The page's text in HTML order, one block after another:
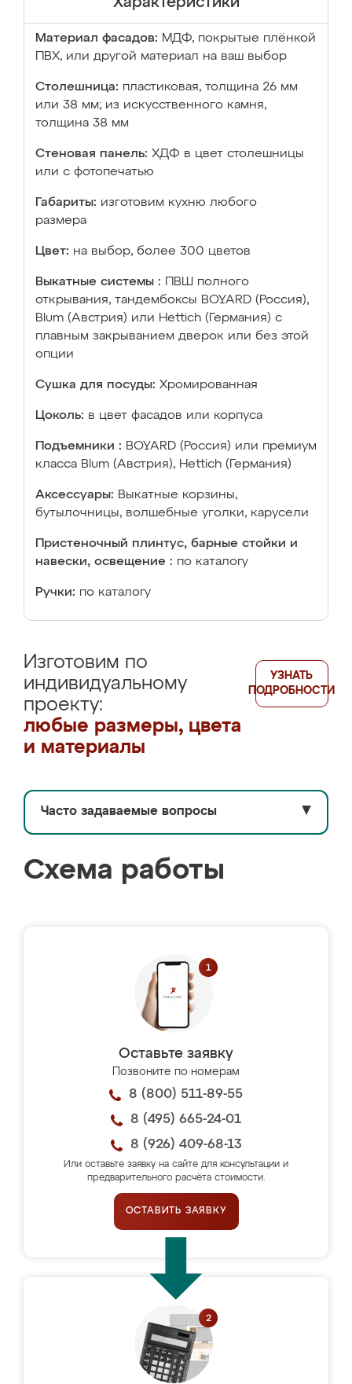
Материал фасадов: МДФ, покрытые плёнкой
ПВХ, или другой материал на ваш выбор
Столешница: пластиковая, толщина 26 мм
или 38 мм; из искусственного камня,
толщина 38 мм
Стеновая панель: ХДФ в цвет столешницы
или с фотопечатью
Габариты: изготовим кухню любого
размера
Цвет: на выбор, более 300 цветов
Выкатные системы :
ПВШ полного
открывания, тандембоксы BOYARD (Россия),
Blum (Австрия) или Hettich (Германия) с
плавным закрыванием дверок или без этой
опции
Сушка для посуды: Хромированная
Цоколь: в цвет фасадов или корпуса
Подъемники : BOYARD (Россия) или премиум
класса Blum (Австрия), Hettich (Германия)
Аксессуары: Выкатные корзины,
бутылочницы, волшебные уголки, карусели
Пристеночный плинтус, барные стойки и
навески, освещение : по каталогу
Ручки: по каталогу
Изготовим по
индивидуальному
проекту:
любые размеры, цвета
и материалы
УЗНАТЬ
ПОДРОБНОСТИ
Часто задаваемые вопросы ▼
Схема работы
Оставьте заявку
Позвоните по номерам
8 (800) 511-89-55
8 (495) 665-24-01
8 (926) 409-68-13
Или оставьте заявку на сайте для консультации и
предварительного расчёта стоимости.
ОСТАВИТЬ ЗАЯВКУ